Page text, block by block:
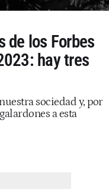
de los Forbes
hay tres
sociedad y, por
a esta